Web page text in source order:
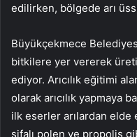
edilirken, bölgede arı
Büyükçekmece
bitkilere yer vererek
ediyor. Arıcılık eğitimi
olarak arıcılık yapmaya
ilk eserler arılardan elde
şifalı polen ve propolis